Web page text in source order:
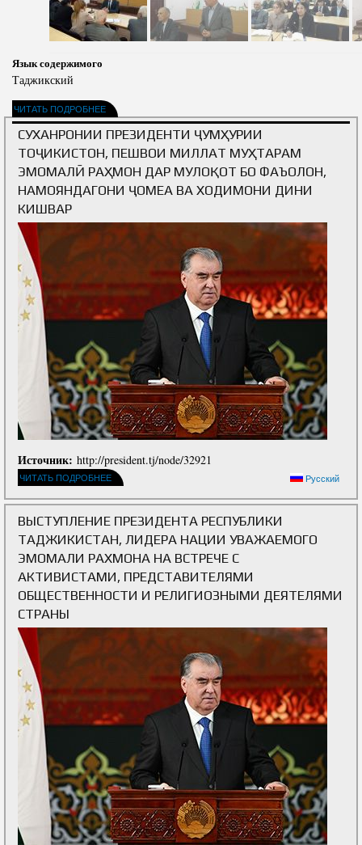
Язык содержимого
Таджикский
ЧИТАТЬ ПОДРОБНЕЕ
СУХАНРОНИИ ПРЕЗИДЕНТИ ҶУМҲУРИИ
ТОҶИКИСТОН, ПЕШВОИ МИЛЛАТ МУҲТАРАМ
ЭМОМАЛӢ РАҲМОН ДАР МУЛОҚОТ БО ФАЪОЛОН,
НАМОЯНДАГОНИ ҶОМЕА ВА ХОДИМОНИ ДИНИ
КИШВАР
Источник: http://president.tj/node/32921
ЧИТАТЬ ПОДРОБНЕЕ Русский
ВЫСТУПЛЕНИЕ ПРЕЗИДЕНТА РЕСПУБЛИКИ
ТАДЖИКИСТАН, ЛИДЕРА НАЦИИ УВАЖАЕМОГО
ЭМОМАЛИ РАХМОНА НА ВСТРЕЧЕ С
АКТИВИСТАМИ, ПРЕДСТАВИТЕЛЯМИ
ОБЩЕСТВЕННОСТИ И РЕЛИГИОЗНЫМИ ДЕЯТЕЛЯМИ
СТРАНЫ